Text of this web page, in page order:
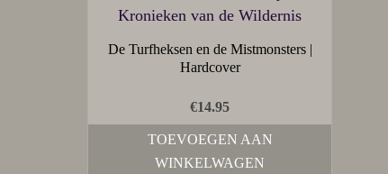
De Turfheksen en de Mistmonsters |
Hardcover
€14.95
TOEVOEGEN AAN
WINKELWAGEN